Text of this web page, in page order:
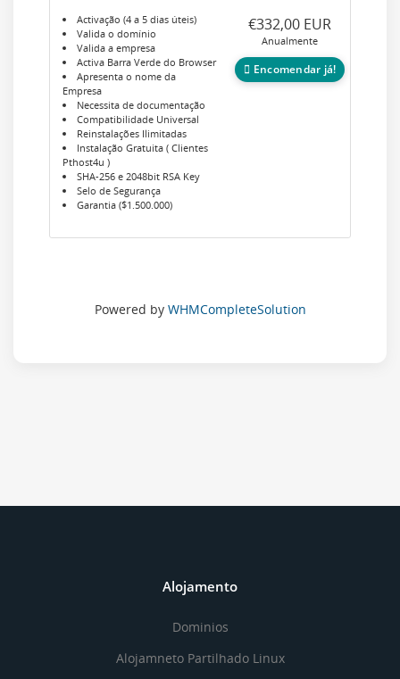
Activação (4 a 5 dias úteis)
Valida o domínio
Valida a empresa
Activa Barra Verde do Browser
Apresenta o nome da
Empresa
Necessita de documentação
Compatibilidade Universal
Reinstalações Ilimitadas
Instalação Gratuita ( Clientes
Pthost4u )
SHA-256 e 2048bit RSA Key
Selo de Segurança
Garantia ($1.500.000)
€332,00 EUR
Anualmente
Encomendar já!
Powered by WHMCompleteSolution
Alojamento
Dominios
Alojamneto Partilhado Linux